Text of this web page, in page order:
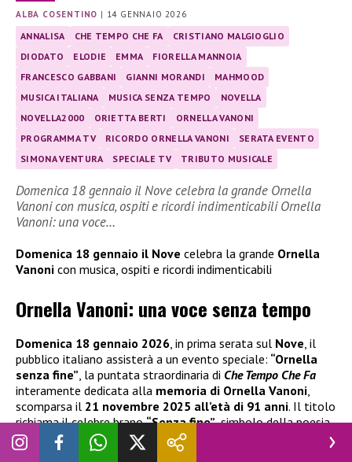
ALBA COSENTINO | 14 GENNAIO 2026
ANNALISA CHE TEMPO CHE FA
CRISTIANO MALGIOGLIO
DIODATO
ELODIE EMMA
FIORELLA MANNOIA
FRANCESCO GABBANI
GIANNI MORANDI
MAHMOOD
MUSICA ITALIANA
MUSICA SENZA TEMPO
NOVELLA
NOVELLA2000
ORIETTA BERTI
ORNELLA VANONI
PROGRAMMA TV
RICORDO ORNELLA VANONI
SERATA EVENTO
SIMONA VENTURA
SPECIALE TV TRIBUTO MUSICALE
Domenica 18 gennaio il Nove celebra la grande Ornella
Vanoni con musica, ospiti e ricordi indimenticabili Ornella
Vanoni: una voce…
Domenica 18 gennaio il Nove celebra la grande Ornella
Vanoni con musica, ospiti e ricordi indimenticabili
Ornella Vanoni: una voce senza tempo
Domenica 18 gennaio 2026, in prima serata sul Nove, il
pubblico italiano assisterà a un evento speciale: “Ornella
senza fine”, la puntata straordinaria di Che Tempo Che Fa
interamente dedicata alla memoria di Ornella Vanoni,
scomparsa il 21 novembre 2025 all’età di 91 anni. Il titolo
richiama il celebre brano“Senza fine”, simbolo della poesia
e dell’eleganza che hanno segnato la carriera della cantante
milanese. La serata sarà un viaggio nella musica, nella vita e